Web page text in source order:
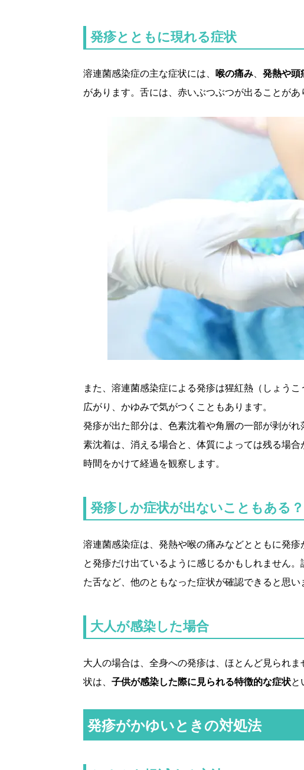
発疹とともに現れる症状
溶連菌感染症の主な症状には、 喉の痛み 発熱や頭
があります。舌には、赤いぶつぶつが出ることがあ
また、溶連菌感染症による発疹は猩紅熱（しょう
広がり、かゆみで気がつくこともあります。
発疹が出た部分は、色素沈着や角層の一部が剥が
素沈着は、消える場合と、体質によっては残る場
時間をかけて経過を観察します。
発疹しか症状が出ないこともある？
溶連菌感染症は、発熱や喉の痛みなどとともに発
と発疹だけ出ているように感じるかもしれません
た舌など、他のともなった症状が確認できると思い
大人が感染した場合
大人の場合は、全身への発疹は、ほとんど見られ
状は、 子供が感染した際に見られる特徴的な症状と
発疹がかゆいときの対処法